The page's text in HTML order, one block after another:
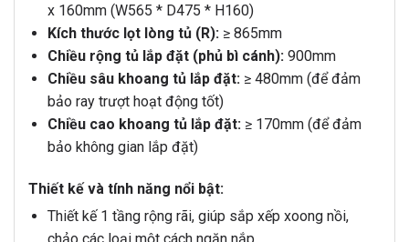
x 160mm (W565 * D475 * H160)
Kích thước lọt lòng tủ (R):≥ 865mm
Chiều rộng tủ lắp đặt (phủ bì cánh):900mm
Chiều sâu khoang tủ lắp đặt:≥ 480mm (để đảm
bảo ray trượt hoạt động tốt)
Chiều cao khoang tủ lắp đặt:≥ 170mm (để đảm
bảo không gian lắp đặt)
Thiết kế và tính năng nổi bật:
Thiết kế 1 tầng rộng rãi, giúp sắp xếp xoong nồi,
chảo các loại một cách ngăn nắp.